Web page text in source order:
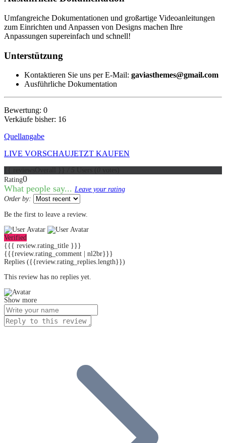
Umfangreiche Dokumentationen und großartige Videoanleitungen
zum Einrichten und Anpassen von Designs machen Ihre
Anpassungen supereinfach und schnell!
Unterstützung
Kontaktieren Sie uns per E-Mail: gaviasthemes@gmail.com
Ausführliche Dokumentation
Bewertung: 0
Verkäufe bisher: 16
Quellangabe
LIVE VORSCHAUJETZT KAUFEN
Rating0
What people say... Leave your rating
Order by:
Be the first to leave a review.
Verified
{{{ review.rating_title }}}
{{{review.rating_comment | nl2br}}}
Replies ({{review.rating_replies.length}})
This review has no replies yet.
Show more